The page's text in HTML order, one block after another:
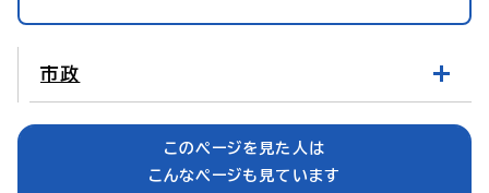
市政
このページを見た人は
こんなページも見ています